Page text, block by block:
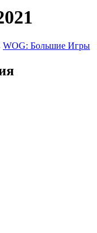
WOG: Большие Игры